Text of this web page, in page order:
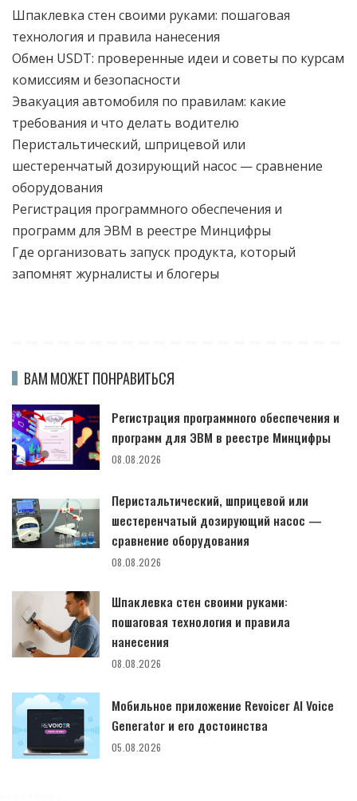
Шпаклевка стен своими руками: пошаговая
технология и правила нанесения
Обмен USDT: проверенные идеи и советы по курсам
комиссиям и безопасности
Эвакуация автомобиля по правилам: какие
требования и что делать водителю
Перистальтический, шприцевой или
шестеренчатый дозирующий насос — сравнение
оборудования
Регистрация программного обеспечения и
программ для ЭВМ в реестре Минцифры
Где организовать запуск продукта, который
запомнят журналисты и блогеры
ВАМ МОЖЕТ ПОНРАВИТЬСЯ
Регистрация программного обеспечения и
программ для ЭВМ в реестре Минцифры
08.08.2026
Перистальтический, шприцевой или
шестеренчатый дозирующий насос —
сравнение оборудования
08.08.2026
Шпаклевка стен своими руками:
пошаговая технология и правила
нанесения
08.08.2026
Мобильное приложение Revoicer AI Voice
Generator и его достоинства
05.08.2026